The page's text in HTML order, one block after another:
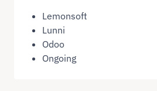
Lemonsoft
Lunni
Odoo
Ongoing